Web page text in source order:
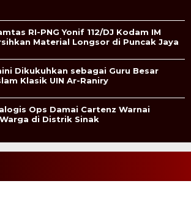
RI-PNG Yonif 112/DJ Kodam IM
Material Longsor di Puncak Jaya
Dikukuhkan sebagai Guru Besar
Klasik UIN Ar-Raniry
Ops Damai Cartenz Warnai
di Distrik Sinak